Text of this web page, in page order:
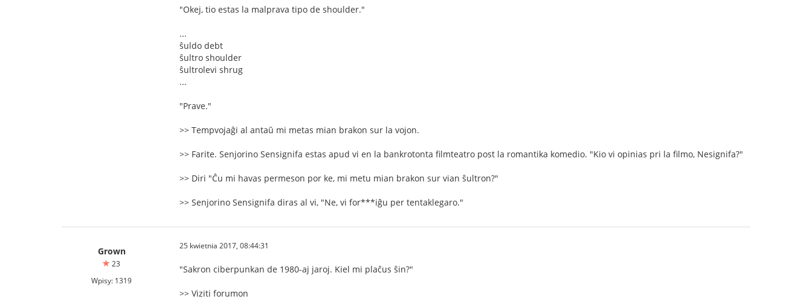
"Okej, tio estas la malprava tipo de shoulder."
...
ŝuldo debt
ŝultro shoulder
ŝultrolevi shrug
...
"Prave."
>> Tempvojaĝi al antaŭ mi metas mian brakon sur la vojon.
>> Farite. Senjorino Sensignifa estas apud vi en la bankrotonta filmteatro post la romantika komedio. "Kio vi opinias pri la filmo, Nesignifa?"
>> Diri "Ĉu mi havas permeson por ke, mi metu mian brakon sur vian ŝultron?"
>> Senjorino Sensignifa diras al vi, "Ne, vi for***iĝu per tentaklegaro."
Grown
23
Wpisy: 1319
25 kwietnia 2017, 08:44:31
"Sakron ciberpunkan de 1980-aj jaroj. Kiel mi plaĉus ŝin?"
>> Viziti forumon